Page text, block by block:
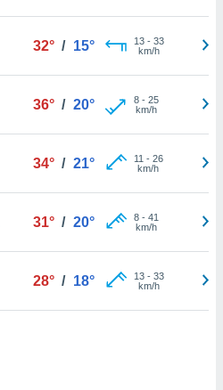
32° / 15° 13- 33
km/h
36° / 20° 8- 25
km/h
34° / 21° 11 - 26
km/h
31° / 20° 8- 41
km/h
28° / 18° 13- 33
km/h